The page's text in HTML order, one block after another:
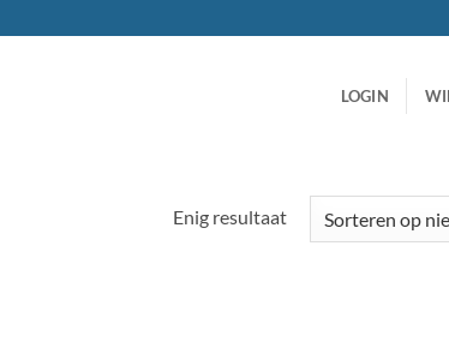
LOGIN
Enig resultaat